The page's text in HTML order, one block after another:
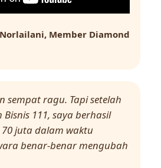
Member Diamond
sempat ragu. Tapi setelah
111, saya berhasil
juta dalam waktu
benar-benar mengubah